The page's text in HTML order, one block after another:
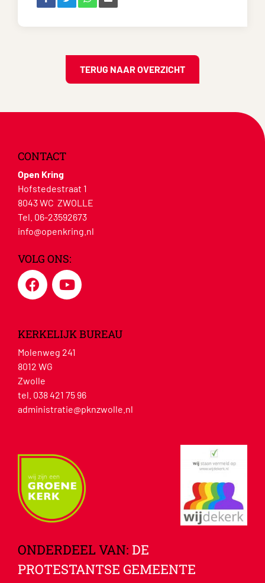
TERUG NAAR OVERZICHT
CONTACT
Open Kring
Hofstedestraat 1
8043 WC ZWOLLE
Tel. 06-23592673
info@openkring.nl
VOLG ONS:
KERKELIJK BUREAU
Molenweg 241
8012 WG
Zwolle
tel. 038 421 75 96
administratie@pknzwolle.nl
ONDERDEEL VAN: DE
PROTESTANTSE GEMEENTE